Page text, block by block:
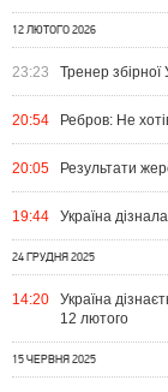
12 ЛЮТОГО 2026
23:23 Тренер
20:54 Ребров: Не
20:05 Результати
19:44 Україна
24 ГРУДНЯ 2025
14:20
Україна
12 лютого
15 ЧЕРВНЯ 2025